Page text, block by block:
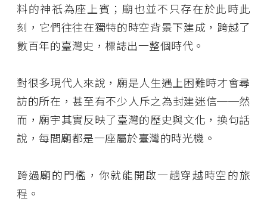
料的神祇為座上賓；廟也並不只存在於此時此
刻，它們往往在獨特的時空背景下建成，跨越了
數百年的臺灣史，標誌出一整個時代。
對很多現代人來說，廟是人生遇上困難時才會尋
訪的所在，甚至有不少人斥之為封建迷信──然
而，廟宇其實反映了臺灣的歷史與文化，換句話
說，每間廟都是一座屬於臺灣的時光機。
跨過廟的門檻，你就能開啟一趟穿越時空的旅
程。